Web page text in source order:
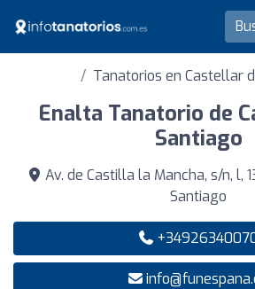
Tanatorios en Castellar
Enalta Tanatorio de
Santiago
Av. de Castilla la Mancha, s/n, l,
Santiago